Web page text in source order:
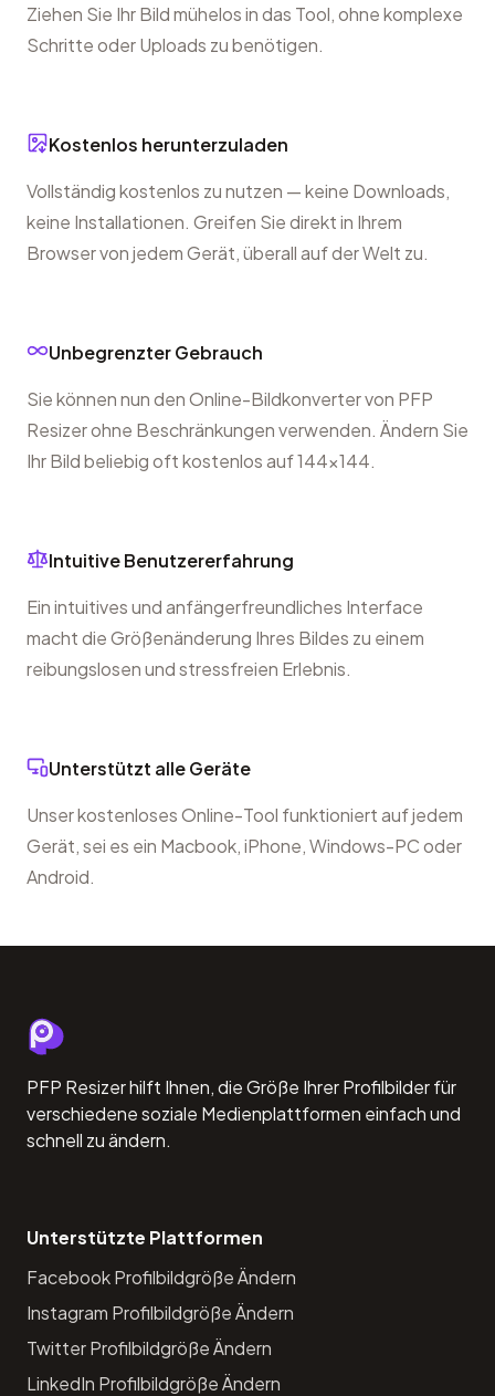
Ziehen Sie Ihr Bild mühelos in das Tool, ohne komplexe
Schritte oder Uploads zu benötigen.
Kostenlos herunterzuladen
Vollständig kostenlos zu nutzen — keine Downloads,
keine Installationen. Greifen Sie direkt in Ihrem
Browser von jedem Gerät, überall auf der Welt zu.
Unbegrenzter Gebrauch
Sie können nun den Online-Bildkonverter von PFP
Resizer ohne Beschränkungen verwenden. Ändern Sie
Ihr Bild beliebig oft kostenlos auf 144x144.
Intuitive Benutzererfahrung
Ein intuitives und anfängerfreundliches Interface
macht die Größenänderung Ihres Bildes zu einem
reibungslosen und stressfreien Erlebnis.
Unterstützt alle Geräte
Unser kostenloses Online-Tool funktioniert auf jedem
Gerät, sei es ein Macbook, iPhone, Windows-PC oder
Android.
PFP Resizer hilft Ihnen, die Größe Ihrer Profilbilder für
verschiedene soziale Medienplattformen einfach und
schnell zu ändern.
Unterstützte Plattformen
Facebook Profilbildgröße Ändern
Instagram Profilbildgröße Ändern
Twitter Profilbildgröße Ändern
LinkedIn Profilbildgröße Ändern